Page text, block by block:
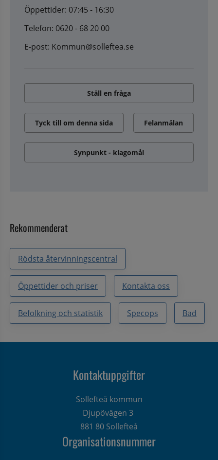
Öppettider: 07:45 - 16:30
Telefon: 0620 - 68 20 00
E-post: Kommun@solleftea.se
Ställ en fråga
Tyck till om denna sida Felanmälan
Synpunkt - klagomål
Rekommenderat
Rödsta återvinningscentral
Öppettider och priser Kontakta oss
Befolkning och statistik Specops Bad
Kontaktuppgifter
Sollefteå kommun
Djupövägen 3
881 80 Sollefteå
Organisationsnummer